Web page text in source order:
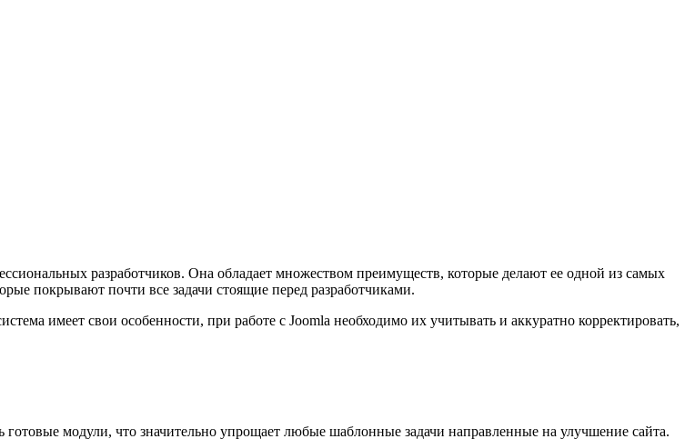
разработчиков. Она обладает множеством преимуществ, которые делают ее одной из самых
покрывают почти все задачи стоящие перед разработчиками.
имеет свои особенности, при работе с Joomla необходимо их учитывать и аккуратно корректировать,
модули, что значительно упрощает любые шаблонные задачи направленные на улучшение сайта.